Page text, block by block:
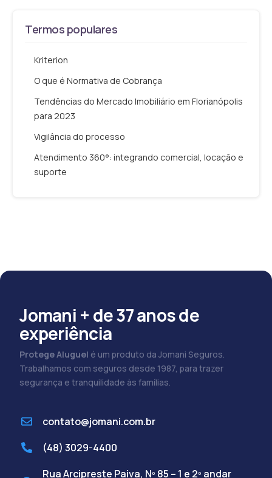
Termos populares
Kriterion
O que é Normativa de Cobrança
Tendências do Mercado Imobiliário em Florianópolis
para 2023
Vigilância do processo
Atendimento 360°: integrando comercial, locação e
suporte
Jomani + de 37 anos de
experiência
Protege Aluguel é um produto da Jomani Seguros.
Trabalhamos com seguros desde 1987, para trazer
segurança e tranquilidade às famílias.
contato@jomani.com.br
(48) 3029-4400
Rua Arcipreste Paiva, Nº 85 – 1 e 2º andar